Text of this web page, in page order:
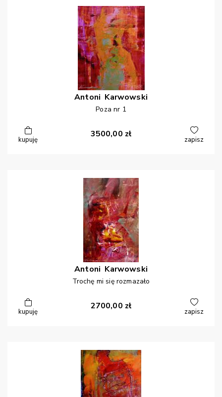
Antoni Karwowski
Poza nr 1
kupuję
3500,00 zł
zapisz
Antoni Karwowski
Trochę mi się rozmazało
kupuję
2700,00 zł
zapisz